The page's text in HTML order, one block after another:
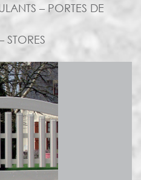
– PORTES DE
STORES